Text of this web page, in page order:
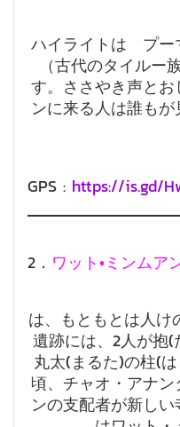
ハイライトは プー
（古代のタイルー
す。ささやき声と
ンに来る人は誰も
GPS : https://is.gd/
2． ワット•ミンムア
は、もともとは人
遺跡には、2人が抱
丸太(まるた)の柱(
頃、チャオ・アナ
ンの支配者が新し